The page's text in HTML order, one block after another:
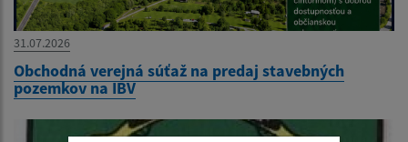
31.07.2026
Obchodná verejná súťaž na predaj stavebných
pozemkov na IBV